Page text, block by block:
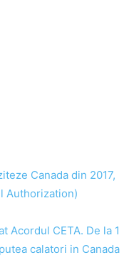
Canada din 2017,
Authorization)
Acordul CETA. De la 1
calatori in Canada